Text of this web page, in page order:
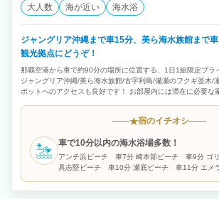
大人数 海が近い 海水浴
ジャングリア沖縄まで車15分、美ら海水族館まで
観光拠点にどうぞ！
那覇空港から車で約90分の場所に位置する、1日1組限定プラ
ジャングリア沖縄/美ら海水族館/古宇利島/備瀬のフクギ並木/
ポットへのアクセスも良好です！ お部屋内には滞在に必要な
ーム3.3帖/トイレ 収容人数：最大12名 ベッドルーム：①ダ
★宿のイチオシ
車で10分以内の海水浴場多数！
アンチ浜ビーチ 車7分 崎本部ビーチ 車9分 ゴ
具志堅ビーチ 車10分 瀬底ビーチ 車11分 エメラ